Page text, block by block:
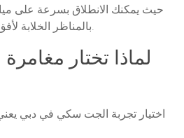
حيث يمكنك الانطلاق بسرعة على
بالمناظر الخلابة لأفق المدينة والشواطئ الرائعة.
لماذا تختار
اختيار تجربة الجت سكي في دبي